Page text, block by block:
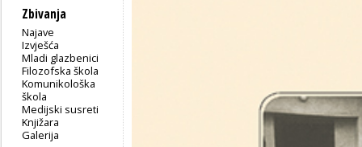
Zbivanja
Najave
Izvješća
Mladi glazbenici
Filozofska škola
Komunikološka
škola
Medijski susreti
Knjižara
Galerija